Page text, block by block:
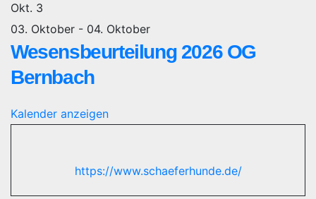
Okt. 3
03. Oktober - 04. Oktober
Wesensbeurteilung 2026 OG
Bernbach
Kalender anzeigen
https://www.schaeferhunde.de/